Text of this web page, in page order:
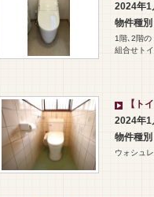
2024年1
物件種
1階､2階
組合せト
【ト
2024年1
物件種
ウォシュ